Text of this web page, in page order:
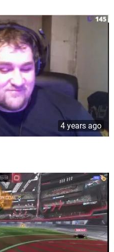
4 years ago